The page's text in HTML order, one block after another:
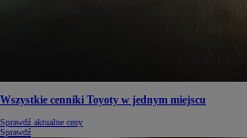
Wszystkie cenniki Toyoty w jednym miejscu
Sprawdź aktualne ceny
Sprawdź